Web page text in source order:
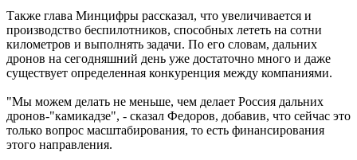
Также глава Минцифры рассказал, что увеличивается и
производство беспилотников, способных лететь на сотни
километров и выполнять задачи. По его словам, дальних
дронов на сегодняшний день уже достаточно много и даже
существует определенная конкуренция между компаниями.
"Мы можем делать не меньше, чем делает Россия дальних
дронов-"камикадзе", - сказал Федоров, добавив, что сейчас это
только вопрос масштабирования, то есть финансирования
этого направления.